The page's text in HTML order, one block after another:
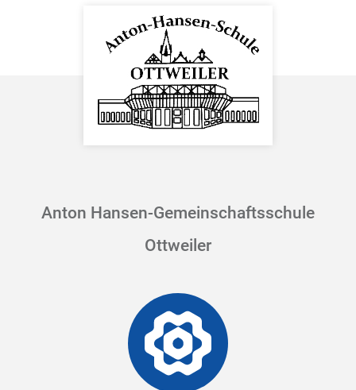
Anton Hansen-Gemeinschaftsschule
Ottweiler